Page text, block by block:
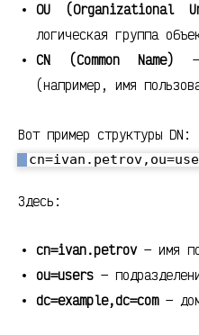
OU (Organizational
логическая группа
CN (Common Name) —
(например, имя
Вот пример структуры DN:
Здесь:
cn=ivan.petrov— имя
ou=users —
dc=example,dc=com—